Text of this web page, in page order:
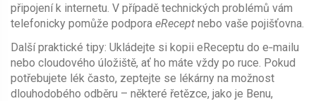
připojení k internetu. V případě technických problémů vám
telefonicky pomůže podpora eRecept nebo vaše pojišťovna.
Další praktické tipy: Ukládejte si kopii eReceptu do e‑mailu
nebo cloudového úložiště, ať ho máte vždy po ruce. Pokud
potřebujete lék často, zeptejte se lékárny na možnost
dlouhodobého odběru – některé řetězce, jako je Benu,